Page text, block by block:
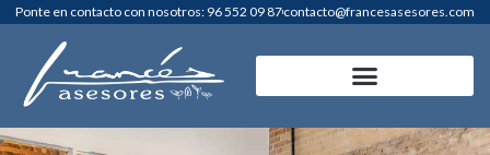
contenido
Ponte en contacto con nosotros: 96 552 09 87contacto@francesasesores.com